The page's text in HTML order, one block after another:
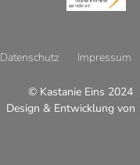
Datenschutz Impressum
© Kastanie Eins 2024
Design & Entwicklung von